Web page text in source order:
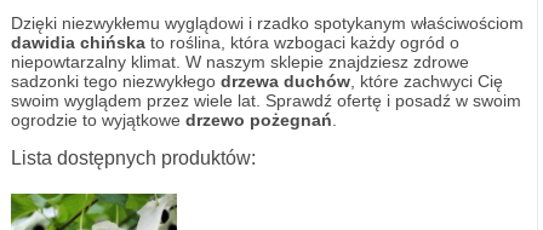
Dzięki niezwykłemu wyglądowi i rzadko spotykanym właściwościom
dawidia chińskato roślina, która wzbogaci każdy ogród o
niepowtarzalny klimat. W naszym sklepie znajdziesz zdrowe
sadzonki tego niezwykłego drzewa duchów, które zachwyci Cię
swoim wyglądem przez wiele lat. Sprawdź ofertę i posadź w swoim
ogrodzie to wyjątkowe drzewo pożegnań
Lista dostępnych produktów: